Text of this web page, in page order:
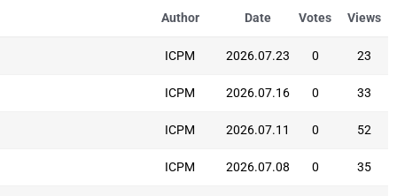
Author Date Votes Views
ICPM 2026.07.23 0 23
ICPM 2026.07.16 0 33
ICPM 2026.07.11 0 52
ICPM 2026.07.08 0 35